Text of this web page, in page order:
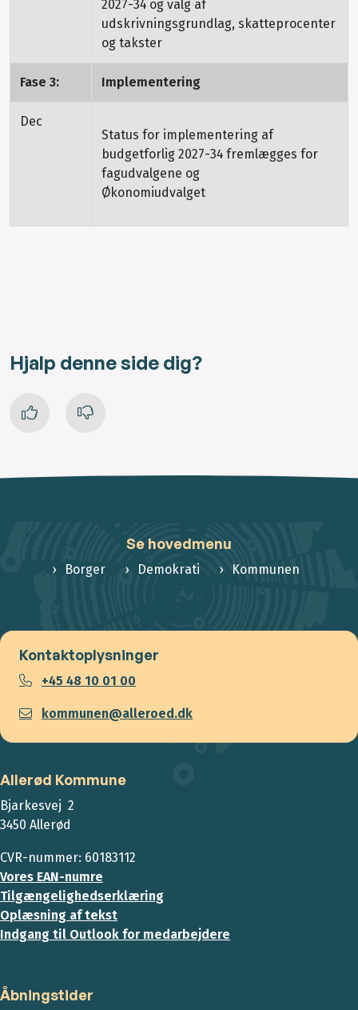
2027-34 og valg af
udskrivningsgrundlag, skatteprocenter
og takster
Fase 3: Implementering
Dec
Status for implementering af
budgetforlig 2027-34 fremlægges for
fagudvalgene og
Økonomiudvalget
Hjalp denne side dig?
Se hovedmenu
Borger Demokrati Kommunen
Kontaktoplysninger
+45 48 10 01 00
kommunen@alleroed.dk
Allerød Kommune
Bjarkesvej 2
3450 Allerød
CVR-nummer: 60183112
Vores EAN-numre
Tilgængelighedserklæring
Oplæsning af tekst
Indgang til Outlook for medarbejdere
Åbningstider